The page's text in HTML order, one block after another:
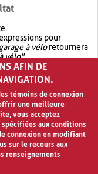
pour
à véloretournera
vélo".
OR.garage OR vélo
garage à vélo
AFIN DE
témoins de connexion
une meilleure
vous acceptez
aux conditions
connexion en modifiant
sur le recours aux
renseignements